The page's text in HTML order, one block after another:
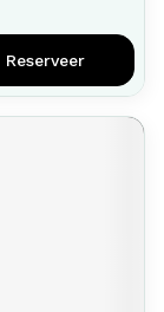
Reserveer